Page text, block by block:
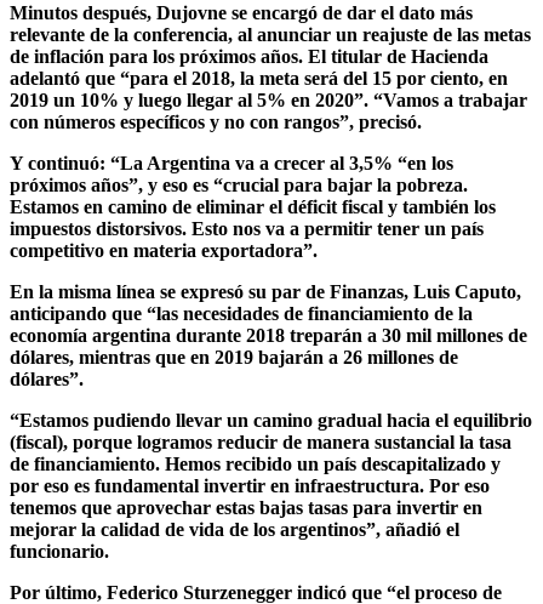
Minutos después, Dujovne se encargó de dar el dato más
relevante de la conferencia, al anunciar un reajuste de las metas
de inflación para los próximos años. El titular de Hacienda
adelantó que “para el 2018, la meta será del 15 por ciento, en
2019 un 10% y luego llegar al 5% en 2020”. “Vamos a trabajar
con números específicos y no con rangos”, precisó.
Y continuó: “La Argentina va a crecer al 3,5% “en los
próximos años”, y eso es “crucial para bajar la pobreza.
Estamos en camino de eliminar el déficit fiscal y también los
impuestos distorsivos. Esto nos va a permitir tener un país
competitivo en materia exportadora”.
En la misma línea se expresó su par de Finanzas, Luis Caputo,
anticipando que “las necesidades de financiamiento de la
economía argentina durante 2018 treparán a 30 mil millones de
dólares, mientras que en 2019 bajarán a 26 millones de
dólares”.
“Estamos pudiendo llevar un camino gradual hacia el equilibrio
(fiscal), porque logramos reducir de manera sustancial la tasa
de financiamiento. Hemos recibido un país descapitalizado y
por eso es fundamental invertir en infraestructura. Por eso
tenemos que aprovechar estas bajas tasas para invertir en
mejorar la calidad de vida de los argentinos”, añadió el
funcionario.
Por último, Federico Sturzenegger indicó que “el proceso de